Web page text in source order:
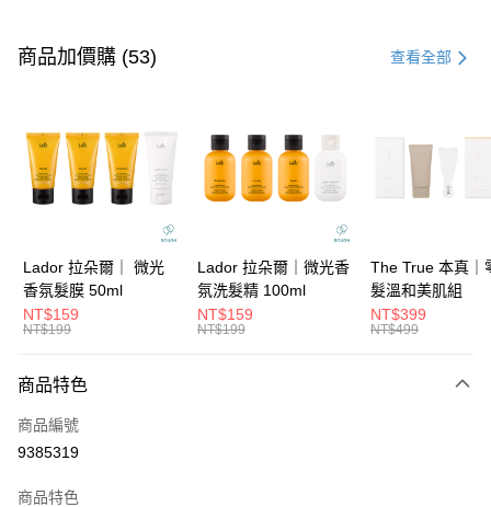
信用卡一次付款
3 期 0 利率 每期NT$93
合作金庫商業銀行
第一商業銀行
華南商業銀行
彰化商業銀行
兆豐國際商業銀行
臺灣中小企業銀行
台中商業銀行
匯豐（台灣）商業銀行
華泰商業銀行
聯邦商業銀行
元大商業銀行
台灣樂天信用卡公司
6 期 0 利率 每期 NT$46 21家銀行
合作金庫商業銀行
第一商業銀行
台北富邦商業銀行
國泰世華商業銀行
兆豐國際商業銀行
臺灣中小企業銀行
台中商業銀行
匯豐（台灣）商業銀行
聯邦商業銀行
玉山商業銀行
台灣樂天信用卡公司
超商取貨付款
Apple Pay
街口支付
相關說明
【大哥付你分期使用說明】
2.付款方式選擇「大哥付你分期」，訂單成立後會自動跳轉到大哥付的交易
商品加價購 (53) 查看全部
Lador 拉朵爾｜ 微光
香氛髮膜 50ml
NT$159
NT$199
Lador 拉朵爾｜微光香
氛洗髮精 100ml
NT$159
NT$199
The True 本真｜
髮溫和美肌組
NT$399
NT$499
商品特色
商品編號
9385319
商品特色